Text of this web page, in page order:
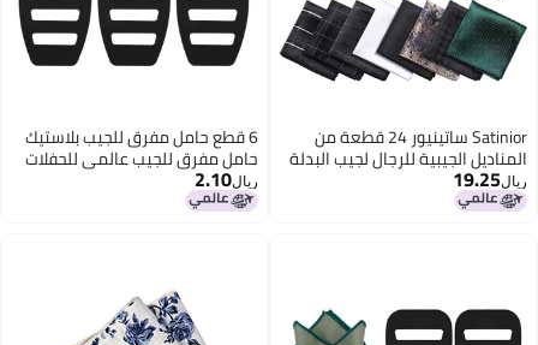
Satinior ساتينيور 24 قطعة من
المناديل الجيبية للرجال لجيب البدلة
مناديل ناعمة ملونة متنوعة للرجال
لحفلات الزفاف (أسلوب أنيق)
ريال19.25
6 قطع حامل مفرق للجيب بلاستيك
حامل مفرق للجيب عالمي للحفلات
الأعمال والعراس والمناسبات
ريال2.10